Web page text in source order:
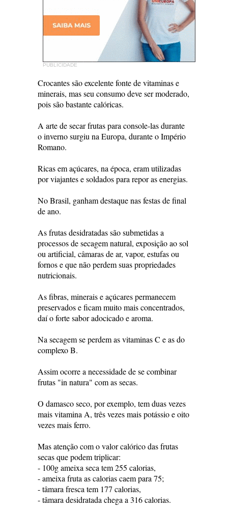
PUBLICIDADE
Crocantes são excelente fonte de vitaminas e
minerais, mas seu consumo deve ser moderado,
pois são bastante calóricas.
A arte de secar frutas para console-las durante
o inverno surgiu na Europa, durante o Império
Romano.
Ricas em açúcares, na época, eram utilizadas
por viajantes e soldados para repor as energias.
No Brasil, ganham destaque nas festas de final
de ano.
As frutas desidratadas são submetidas a
processos de secagem natural, exposição ao sol
ou artificial, câmaras de ar, vapor, estufas ou
fornos e que não perdem suas propriedades
nutricionais.
As fibras, minerais e açúcares permanecem
preservados e ficam muito mais concentrados,
daí o forte sabor adocicado e aroma.
Na secagem se perdem as vitaminas C e as do
complexo B.
Assim ocorre a necessidade de se combinar
frutas "in natura" com as secas.
O damasco seco, por exemplo, tem duas vezes
mais vitamina A, três vezes mais potássio e oito
vezes mais ferro.
Mas atenção com o valor calórico das frutas
secas que podem triplicar:
- 100g ameixa seca tem 255 calorias,
- ameixa fruta as calorias caem para 75;
- tâmara fresca tem 177 calorias,
- tâmara desidratada chega a 316 calorias.